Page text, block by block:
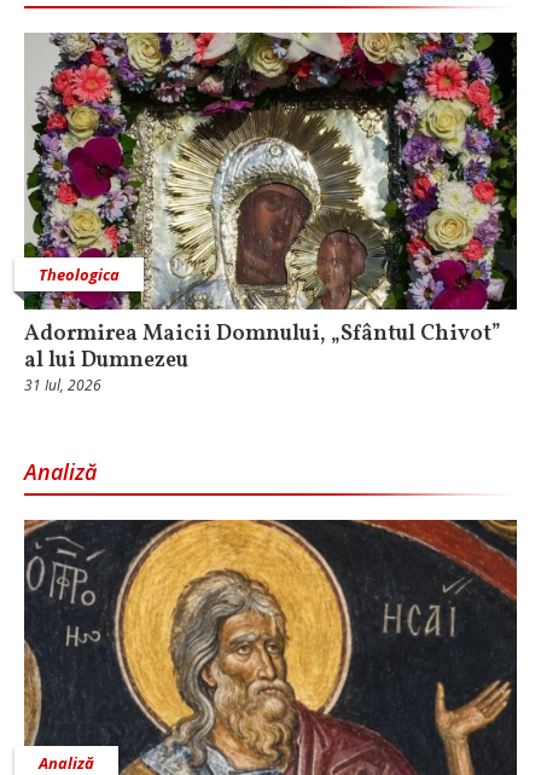
Theologica
Adormirea Maicii Domnului, „Sfântul Chivot”
al lui Dumnezeu
31 Iul, 2026
Analiză
Analiză